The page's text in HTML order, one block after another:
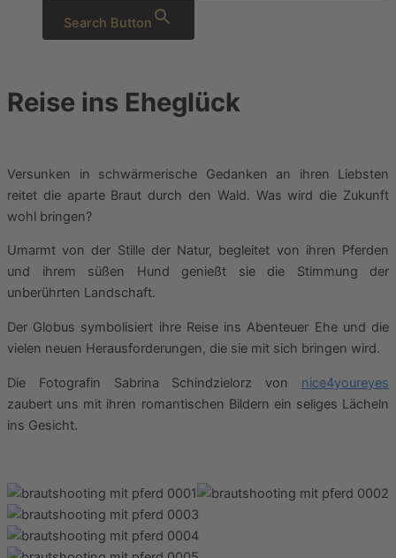
Search Button
Reise ins Eheglück
Versunken in schwärmerische Gedanken an ihren Liebsten
reitet die aparte Braut durch den Wald. Was wird die Zukunft
wohl bringen?
Umarmt von der Stille der Natur, begleitet von ihren Pferden
und ihrem süßen Hund genießt sie die Stimmung der
unberührten Landschaft.
Der Globus symbolisiert ihre Reise ins Abenteuer Ehe und die
vielen neuen Herausforderungen, die sie mit sich bringen wird.
Die Fotografin Sabrina Schindzielorz von nice4youreyes
zaubert uns mit ihren romantischen Bildern ein seliges Lächeln
ins Gesicht.